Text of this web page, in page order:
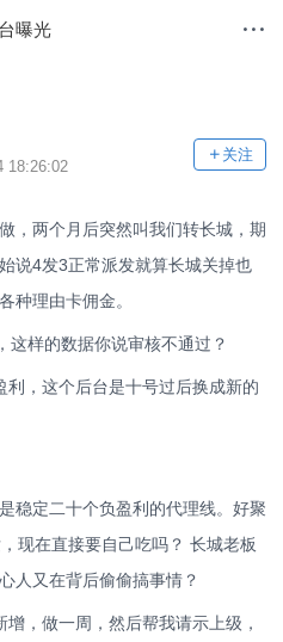
曝光
18:26:02
关注
，两个月后突然叫我们转长城，期
说4发3正常派发就算长城关掉也
种理由卡佣金。
这样的数据你说审核不通过？
，这个后台是十号过后换成新的
稳定二十个负盈利的代理线。好聚
现在直接要自己吃吗？ 长城老板
人又在背后偷偷搞事情？
，做一周，然后帮我请示上级，